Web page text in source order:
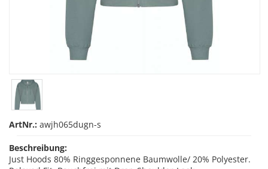
ArtNr.: awjh065dugn-s
Beschreibung:
Just Hoods 80% Ringgesponnene Baumwolle/ 20% Polyester.